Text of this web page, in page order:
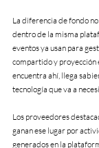
La diferencia de fondo
dentro de la misma
eventos ya usan para
compartido y proyección
encuentra ahí, llega
tecnología que va a
Los proveedores
ganan ese lugar por
generados en la